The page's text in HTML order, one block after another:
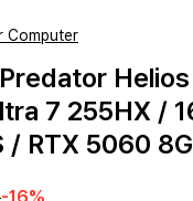
Computer
7 255HX /
/ RTX 5060
-16%